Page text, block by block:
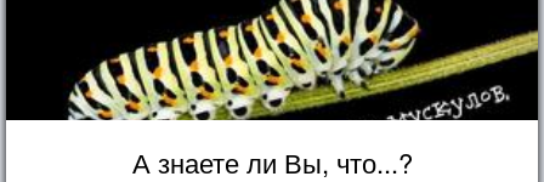
А знаете ли Вы, что...?